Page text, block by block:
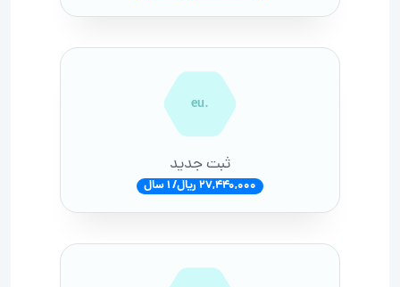
.eu
ثبت جدید
27,440,000 ریال/ 1 سال